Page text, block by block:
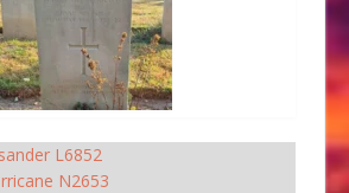
L6852
N2653